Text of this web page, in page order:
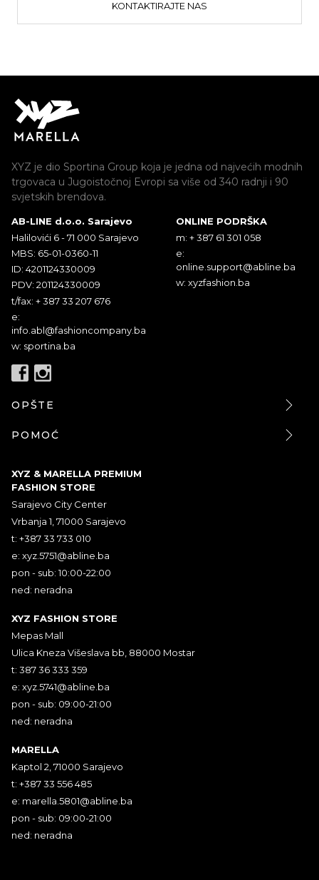
KONTAKTIRAJTE NAS
XYZ je dio Sportina Group koja je jedna od najvećih modnih
trgovaca u Jugoistočnoj Evropi sa više od 340 radnji i 90
svjetskih brendova.
AB-LINE d.o.o. Sarajevo
Halilovići 6 - 71 000 Sarajevo
MBS: 65-01-0360-11
ID: 4201124330009
PDV: 201124330009
t/fax: + 387 33 207 676
e:
info.abl@fashioncompany.ba
w: sportina.ba
ONLINE PODRŠKA
m: + 387 61 301 058
e:
online.support@abline.ba
w: xyzfashion.ba
OPŠTE
POMOĆ
XYZ & MARELLA PREMIUM
FASHION STORE
Sarajevo City Center
Vrbanja 1, 71000 Sarajevo
t: +387 33 733 010
e: xyz.5751@abline.ba
pon - sub: 10:00-22:00
ned: neradna
XYZ FASHION STORE
Mepas Mall
Ulica Kneza Višeslava bb, 88000 Mostar
t: 387 36 333 359
e: xyz.5741@abline.ba
pon - sub: 09:00-21:00
ned: neradna
MARELLA
Kaptol 2, 71000 Sarajevo
t: +387 33 556 485
e: marella.5801@abline.ba
pon - sub: 09:00-21:00
ned: neradna